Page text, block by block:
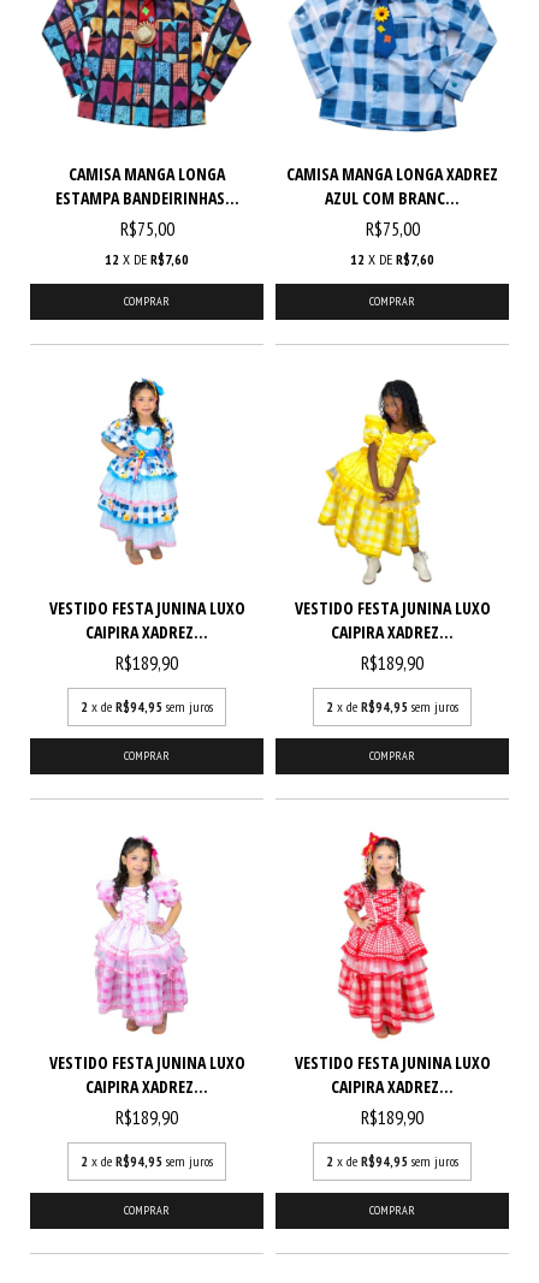
CAMISA MANGA LONGA
ESTAMPA BANDEIRINHAS...
R$75,00
12 X DE R$7,60
COMPRAR
CAMISA MANGA LONGA XADREZ
AZUL COM BRANC...
R$75,00
12 X DE R$7,60
COMPRAR
VESTIDO FESTA JUNINA LUXO
CAIPIRA XADREZ...
R$189,90
2 x de R$94,95 sem juros
COMPRAR
VESTIDO FESTA JUNINA LUXO
CAIPIRA XADREZ...
R$189,90
2 x de R$94,95 sem juros
COMPRAR
VESTIDO FESTA JUNINA LUXO
CAIPIRA XADREZ...
R$189,90
2 x de R$94,95 sem juros
COMPRAR
VESTIDO FESTA JUNINA LUXO
CAIPIRA XADREZ...
R$189,90
2 x de R$94,95 sem juros
COMPRAR